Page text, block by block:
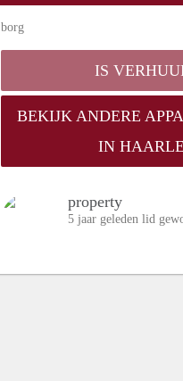
borg
IS
BEKIJK ANDERE
IN
property
5 jaar geleden lid